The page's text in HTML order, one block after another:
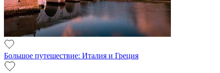
Большое путешествие: Италия и Греция